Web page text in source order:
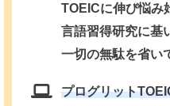
TOEICに伸び悩み
言語習得研究に基
一切の無駄を省い
プログリット